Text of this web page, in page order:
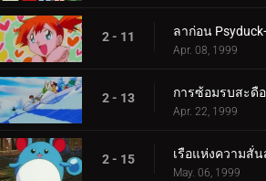
2 - 11
Apr. 08, 1999
2 - 13
Apr. 22, 1999
2 - 15
May. 06, 1999